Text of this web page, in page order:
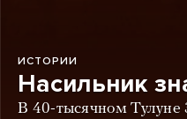
ИСТОРИИ
Насильник
В 40-тысячном Тулуне